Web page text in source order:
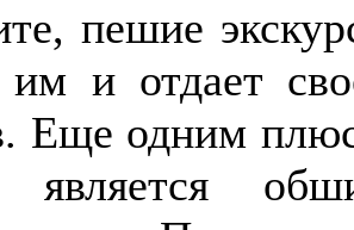
пешие
им и отдает
Еще одним
является